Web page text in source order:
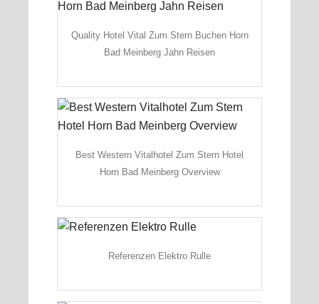
Quality Hotel Vital Zum Stern Buchen Horn
Bad Meinberg Jahn Reisen
Best Western Vitalhotel Zum Stern Hotel
Horn Bad Meinberg Overview
Referenzen Elektro Rulle